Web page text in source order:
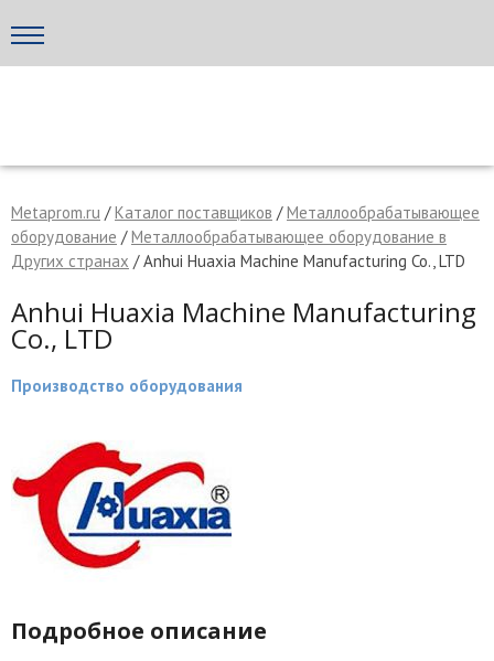
МЕТАПРОМ - российский торгово-промышленный портал
Написать поставщику
Отмена
Metaprom.ru /Каталог поставщиков /Металлообрабатывающее
оборудование /Металлообрабатывающее оборудование в
Других странах / Anhui Huaxia Machine Manufacturing Co., LTD
Anhui Huaxia Machine Manufacturing
Co., LTD
Производство оборудования
Подробное описание